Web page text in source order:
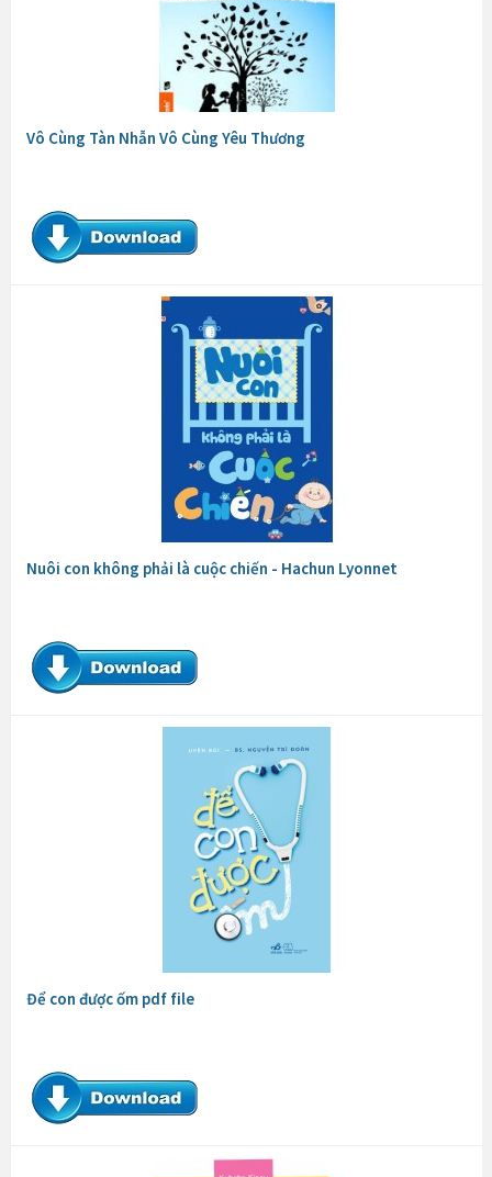
Vô Cùng Tàn Nhẫn Vô Cùng Yêu Thương
Nuôi con không phải là cuộc chiến - Hachun Lyonnet
Để con được ốm pdf file